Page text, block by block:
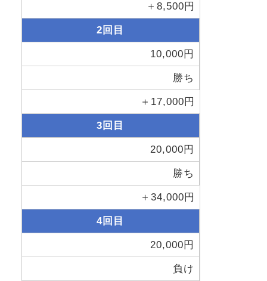
＋8,500円
2回目
10,000円
勝ち
＋17,000円
3回目
20,000円
勝ち
＋34,000円
4回目
20,000円
負け